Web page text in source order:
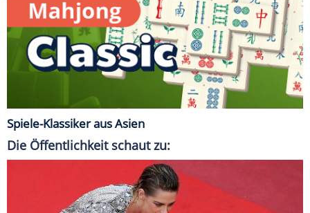
Spiele-Klassiker aus Asien
Die Öffentlichkeit schaut zu: